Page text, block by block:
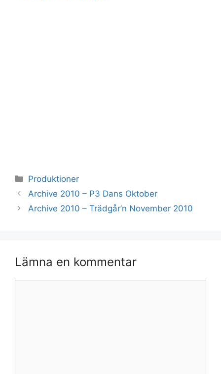
Kategorier
Produktioner
Archive 2010 – P3 Dans Oktober
Archive 2010 – Trädgår’n November 2010
Lämna en kommentar